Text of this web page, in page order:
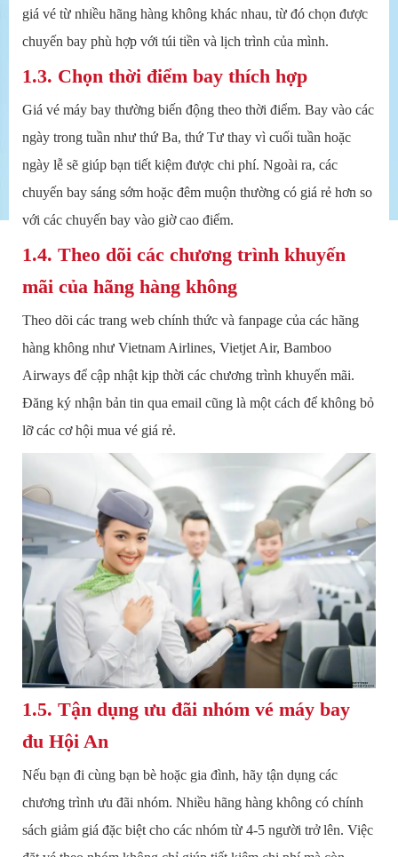
giá vé từ nhiều hãng hàng không khác nhau, từ đó chọn được
chuyến bay phù hợp với túi tiền và lịch trình của mình.
1.3. Chọn thời điểm bay thích hợp
Giá vé máy bay thường biến động theo thời điểm. Bay vào các
ngày trong tuần như thứ Ba, thứ Tư thay vì cuối tuần hoặc
ngày lễ sẽ giúp bạn tiết kiệm được chi phí. Ngoài ra, các
chuyến bay sáng sớm hoặc đêm muộn thường có giá rẻ hơn so
với các chuyến bay vào giờ cao điểm.
1.4. Theo dõi các chương trình khuyến
mãi của hãng hàng không
Theo dõi các trang web chính thức và fanpage của các hãng
hàng không như Vietnam Airlines, Vietjet Air, Bamboo
Airways để cập nhật kịp thời các chương trình khuyến mãi.
Đăng ký nhận bản tin qua email cũng là một cách để không bỏ
lỡ các cơ hội mua vé giá rẻ.
1.5. Tận dụng ưu đãi nhóm vé máy bay
đu Hội An
Nếu bạn đi cùng bạn bè hoặc gia đình, hãy tận dụng các
chương trình ưu đãi nhóm. Nhiều hãng hàng không có chính
sách giảm giá đặc biệt cho các nhóm từ 4-5 người trở lên. Việc